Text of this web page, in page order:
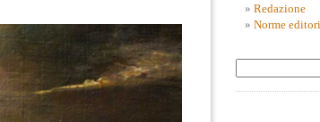
Redazione
Norme